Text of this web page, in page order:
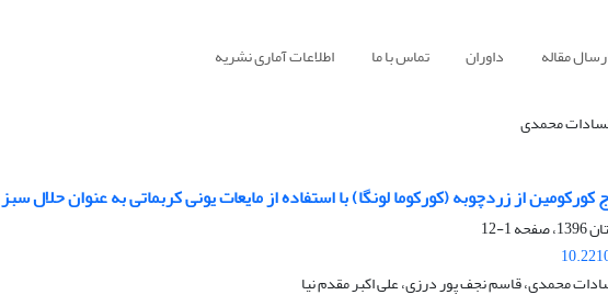
مقاله داوران تماس با ما اطلاعات آماری نشریه
محمدی
از زردچوبه (کورکوما لونگا) با استفاده از مایعات یونی کربماتی به عنوان حلال سبز
1-12
محمدی، قاسم نجف پور درزی، علی اکبر مقدم نیا